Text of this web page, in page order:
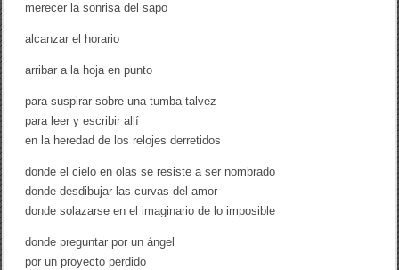
e
o
e
u
s
o
/
r
l
merecer la sonrisa del sapo
alcanzar el horario
arribar a la hoja en punto
para suspirar sobre una tumba talvez
para leer y escribir allí
en la heredad de los relojes derretidos
donde el cielo en olas se resiste a ser nombrado
donde desdibujar las curvas del amor
donde solazarse en el imaginario de lo imposible
donde preguntar por un ángel
por un proyecto perdido